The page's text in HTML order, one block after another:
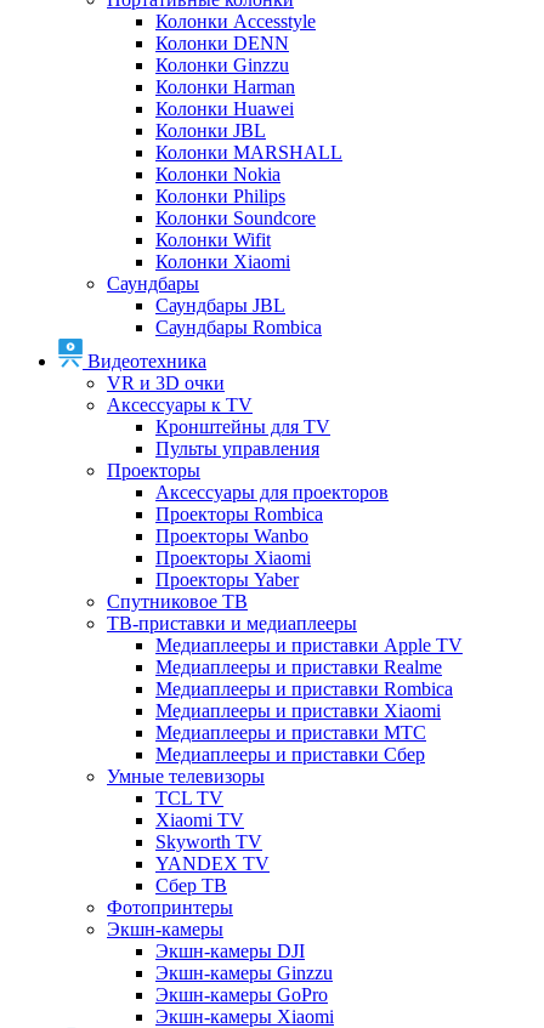
Колонки Accesstyle
Колонки DENN
Колонки Ginzzu
Колонки Harman
Колонки Huawei
Колонки JBL
Колонки MARSHALL
Колонки Nokia
Колонки Philips
Колонки Soundcore
Колонки Wifit
Колонки Xiaomi
Саундбары
Саундбары JBL
Саундбары Rombica
Видеотехника
VR и 3D очки
Аксессуары к TV
Кронштейны для TV
Пульты управления
Проекторы
Аксессуары для проекторов
Проекторы Rombica
Проекторы Wanbo
Проекторы Xiaomi
Проекторы Yaber
Спутниковое ТВ
ТВ-приставки и медиаплееры
Медиаплееры и приставки Apple TV
Медиаплееры и приставки Realme
Медиаплееры и приставки Rombica
Медиаплееры и приставки Xiaomi
Медиаплееры и приставки МТС
Медиаплееры и приставки Сбер
Умные телевизоры
TCL TV
Xiaomi TV
Skyworth TV
YANDEX TV
Сбер ТВ
Фотопринтеры
Экшн-камеры
Экшн-камеры DJI
Экшн-камеры Ginzzu
Экшн-камеры GoPro
Экшн-камеры Xiaomi